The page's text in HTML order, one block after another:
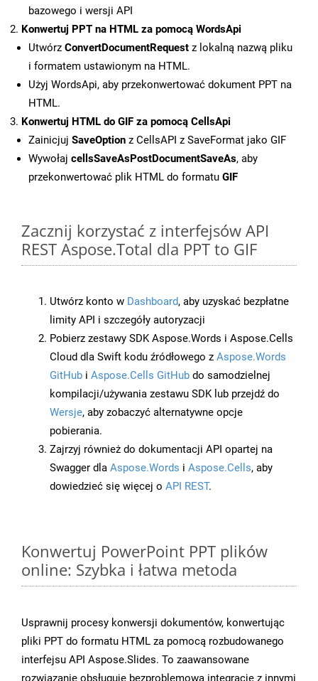
bazowego i wersji API
Konwertuj PPT na HTML za pomocą WordsApi
Utwórz ConvertDocumentRequest z lokalną nazwą pliku
i formatem ustawionym na HTML.
Użyj WordsApi, aby przekonwertować dokument PPT na
HTML.
Konwertuj HTML do GIF za pomocą CellsApi
Zainicjuj SaveOption z CellsAPI z SaveFormat jako GIF
Wywołaj cellsSaveAsPostDocumentSaveAs, aby
przekonwertować plik HTML do formatu GIF
Zacznij korzystać z interfejsów API
REST Aspose.Total dla PPT to GIF
Utwórz konto w Dashboard, aby uzyskać bezpłatne
limity API i szczegóły autoryzacji
Pobierz zestawy SDK Aspose.Words i Aspose.Cells
Cloud dla Swift kodu źródłowego z Aspose.Words
GitHub i Aspose.Cells GitHub do samodzielnej
kompilacji/używania zestawu SDK lub przejdź do
Wersje, aby zobaczyć alternatywne opcje
pobierania.
Zajrzyj również do dokumentacji API opartej na
Swagger dla Aspose.Words i Aspose.Cells, aby
dowiedzieć się więcej o API REST.
Konwertuj PowerPoint PPT plików
online: Szybka i łatwa metoda
Usprawnij procesy konwersji dokumentów, konwertując
pliki PPT do formatu HTML za pomocą rozbudowanego
interfejsu API Aspose.Slides. To zaawansowane
rozwiązanie obsługuje bezproblemową integrację z innymi